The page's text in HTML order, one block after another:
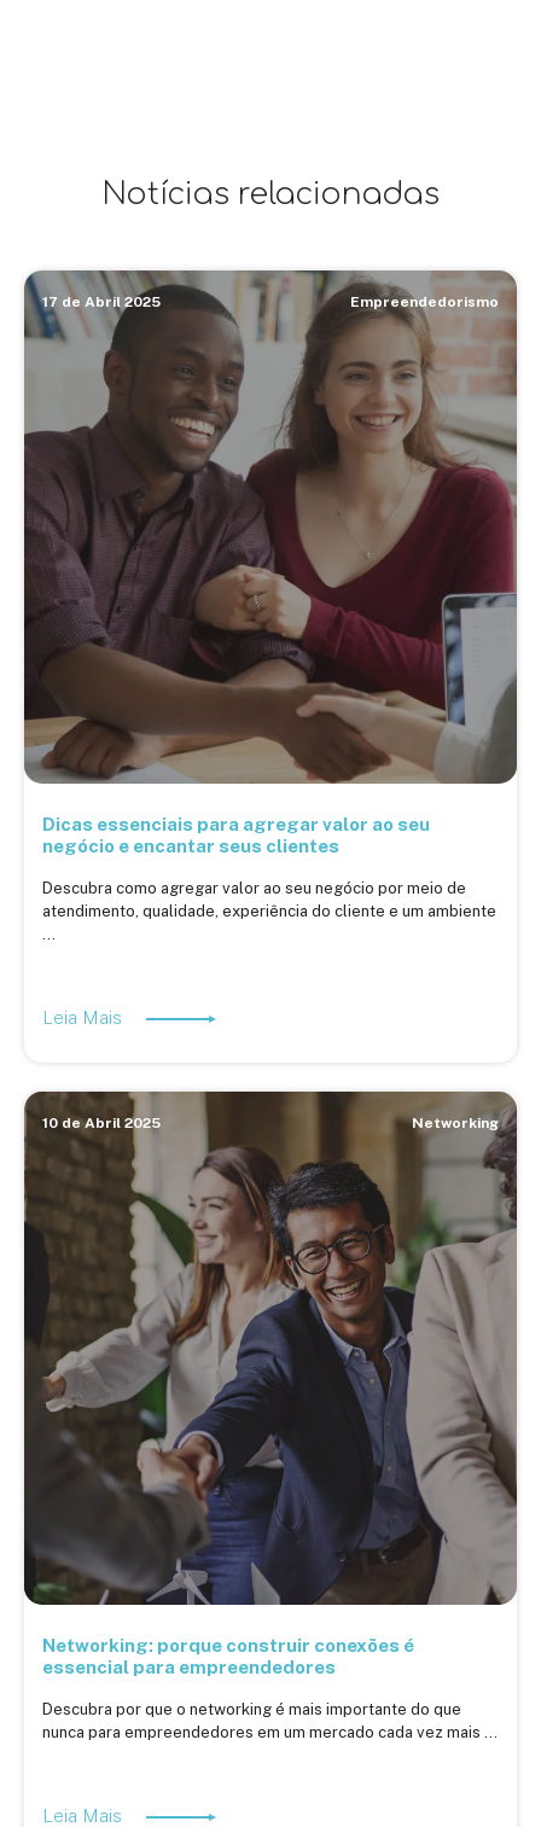
Notícias relacionadas
17 de Abril 2025 Empreendedorismo
Dicas essenciais para agregar valor ao seu
negócio e encantar seus clientes
Descubra como agregar valor ao seu negócio por meio de
atendimento, qualidade, experiência do cliente e um ambiente
...
Leia Mais
10 de Abril 2025 Networking
Networking: porque construir conexões é
essencial para empreendedores
Descubra por que o networking é mais importante do que
nunca para empreendedores em um mercado cada vez mais ...
Leia Mais